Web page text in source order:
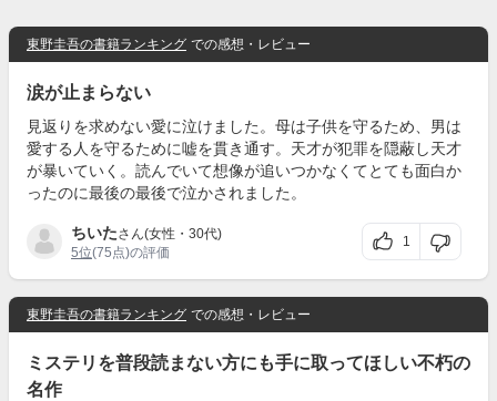
東野圭吾の書籍ランキング での感想・レビュー
涙が止まらない
見返りを求めない愛に泣けました。母は子供を守るため、男は
愛する人を守るために嘘を貫き通す。天才が犯罪を隠蔽し天才
が暴いていく。読んでいて想像が追いつかなくてとても面白か
ったのに最後の最後で泣かされました。
ちいたさん(女性・30代)
5位(75点)の評価
1
東野圭吾の書籍ランキング での感想・レビュー
ミステリを普段読まない方にも手に取ってほしい不朽の
名作